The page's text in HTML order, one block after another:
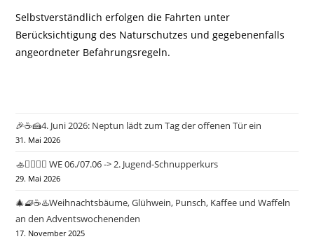
Selbstverständlich erfolgen die Fahrten unter
Berücksichtigung des Naturschutzes und gegebenenfalls
angeordneter Befahrungsregeln.
🎉☕🍰4. Juni 2026: Neptun lädt zum Tag der offenen Tür ein
31. Mai 2026
🚣🤽‍♂️🏄‍♀️ WE 06./07.06 -> 2. Jugend-Schnupperkurs
29. Mai 2026
🎄🧇☕♨️Weihnachtsbäume, Glühwein, Punsch, Kaffee und Waffeln
an den Adventswochenenden
17. November 2025